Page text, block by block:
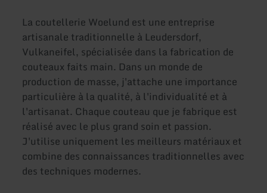
La coutellerie Woelund est une entreprise
artisanale traditionnelle à Leudersdorf,
Vulkaneifel, spécialisée dans la fabrication de
couteaux faits main. Dans un monde de
production de masse, j'attache une importance
particulière à la qualité, à l'individualité et à
l'artisanat. Chaque couteau que je fabrique est
réalisé avec le plus grand soin et passion.
J'utilise uniquement les meilleurs matériaux et
combine des connaissances traditionnelles avec
des techniques modernes.